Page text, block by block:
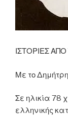
ΙΣΤΟΡΙΕΣ
Με το
Σε ηλικία 78
ελληνικής